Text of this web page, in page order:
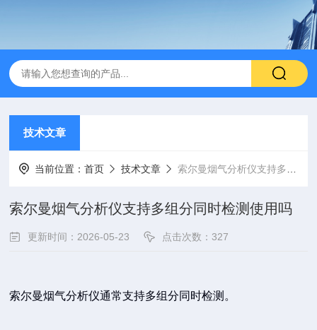
技术文章
当前位置：首页 技术文章 索尔曼烟气分析仪支持多组分同时检测使用吗
索尔曼烟气分析仪支持多组分同时检测使用吗
更新时间：2026-05-23 点击次数：327
索尔曼烟气分析仪通常支持多组分同时检测。